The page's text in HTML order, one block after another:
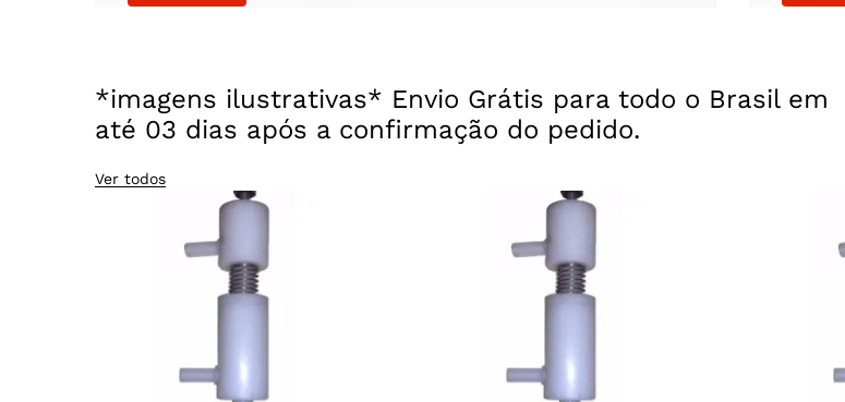
*imagens ilustrativas* Envio Grátis para todo o Brasil em
até 03 dias após a confirmação do pedido.
Ver todos